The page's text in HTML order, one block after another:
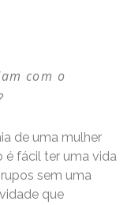
com o
de uma mulher
é fácil ter uma vida
sem uma
que